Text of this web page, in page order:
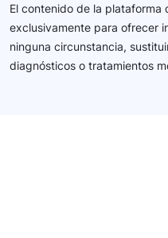
El contenido de la
exclusivamente para ofrecer
ninguna circunstancia,
diagnósticos o tratamientos